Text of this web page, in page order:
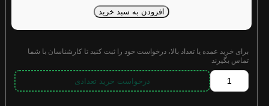
افزودن به سبد خرید
برای خرید عمده یا تعداد بالا، درخواست خود را ثبت کنید تا کارشناسان با شما
تماس بگیرند
درخواست خرید تعدادی